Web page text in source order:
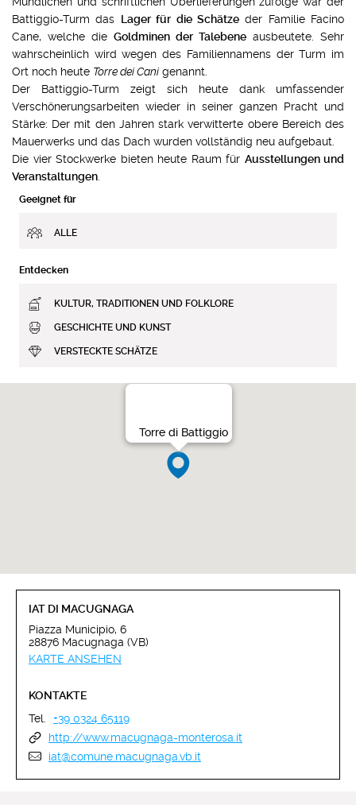
Battiggio-Turm das Lager für die Schätzeder Familie Facino
Cane, welche die Goldminen der Talebene ausbeutete. Sehr
wahrscheinlich wird wegen des Familiennamens der Turm im
Ort noch heute Torre dei Canigenannt.
Der Battiggio-Turm zeigt sich heute dank umfassender
Verschönerungsarbeiten wieder in seiner ganzen Pracht und
Stärke: Der mit den Jahren stark verwitterte obere Bereich des
Mauerwerks und das Dach wurden vollständig neu aufgebaut.
Die vier Stockwerke bieten heute Raum für Ausstellungen und
Veranstaltungen
Geeignet für
ALLE
Entdecken
KULTUR, TRADITIONEN UND FOLKLORE
GESCHICHTE UND KUNST
VERSTECKTE SCHÄTZE
Torre di Battiggio
IAT DI MACUGNAGA
Piazza Municipio, 6
28876 Macugnaga (VB)
KARTE ANSEHEN
KONTAKTE
Tel.
+39 0324 65119
http://www.macugnaga-monterosa.it
iat@comune.macugnaga.vb.it